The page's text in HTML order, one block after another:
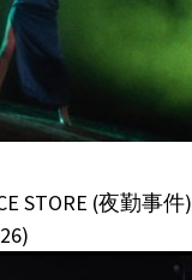
STORE (夜勤事件)